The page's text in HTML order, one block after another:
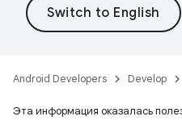
Android Developers Develop
Эта информация оказалась